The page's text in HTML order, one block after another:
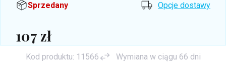
Sprzedany Opcje dostawy
107 zł
jednostkowa:
Kod produktu: 11566 Wymiana w ciągu 66 dni